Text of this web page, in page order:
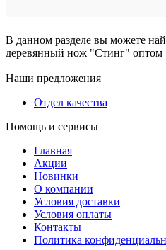
В данном разделе вы можете
деревянный нож "Стинг" оптом
Наши предложения
Отдел качества
Помощь и сервисы
Главная
Акции
Новинки
О компании
Условия доставки
Условия оплаты
Контакты
Политика